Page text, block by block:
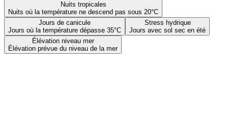
Nuits tropicales
Nuits où la température ne descend pas sous 20°C
Jours de canicule
Jours où la température dépasse 35°C
Stress hydrique
Jours avec sol sec en été
Élévation niveau mer
Élévation prévue du niveau de la mer